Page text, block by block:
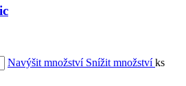
Navýšit množství Snížit množstvíks